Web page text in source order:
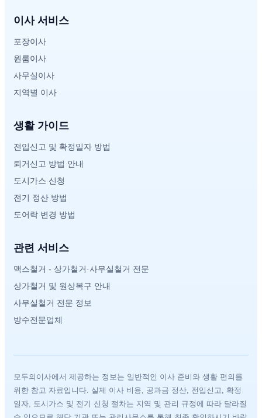
이사 서비스
포장이사
원룸이사
사무실이사
지역별 이사
생활 가이드
전입신고 및 확정일자 방법
퇴거신고 방법 안내
도시가스 신청
전기 정산 방법
도어락 변경 방법
관련 서비스
맥스철거 - 상가철거·사무실철거 전문
상가철거 및 원상복구 안내
사무실철거 전문 정보
방수전문업체
모두의이사에서 제공하는 정보는 일반적인 이사 준비와 생활 편의를
위한 참고 자료입니다. 실제 이사 비용, 공과금 정산, 전입신고, 확정
일자, 도시가스 및 전기 신청 절차는 지역 및 관리 규정에 따라 달라질